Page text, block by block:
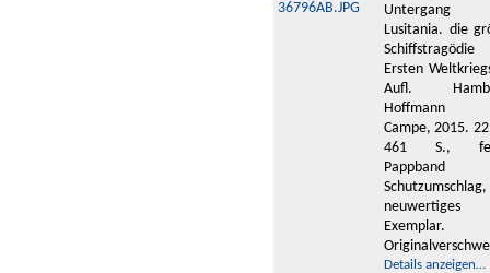
Untergang
Lusitania. die
Schiffstragödie
Ersten
Aufl.
Hoffmann
Campe, 2015.
461 S.,
Pappband
Schutzumschlag,
neuwertiges
Exemplar.
Details anzeigen…